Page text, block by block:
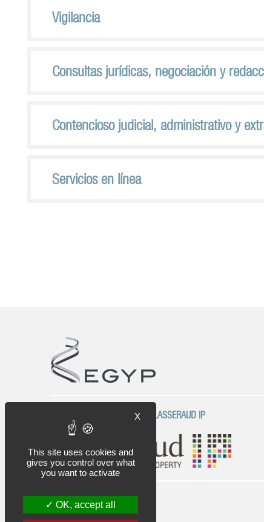
Vigilancia
Consultas jurídicas, negociación y
Contencioso judicial, administrativo y
Servicios en línea
UNA EMPRESA DEL GRUPO PLASSERAUD IP
X
This site uses cookies and
gives you control over what
you want to activate
OK, accept all